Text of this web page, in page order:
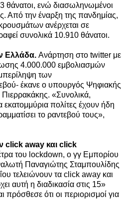
θάνατοι, ενώ διασωληνωμένοι
Από την έναρξη της πανδημίας,
ανέρχεται σε
συνολικά 10.910 θάνατοι.
Ελλάδα. Ανάρτηση στο twitter με
4.000.000 εμβολιασμών
των
έκανε ο υπουργός Ψηφιακής
«Συνολικά,
πολίτες έχουν ήδη
το ραντεβού τους»,
click away και click
του lockdown, ο γγ Εμπορίου
Παναγιώτης Σταμπουλίδης
τελειώνουν τα click away και
αυτή η διαδικασία στις 15»
πρόσθεσε ότι οι περιορισμοί για